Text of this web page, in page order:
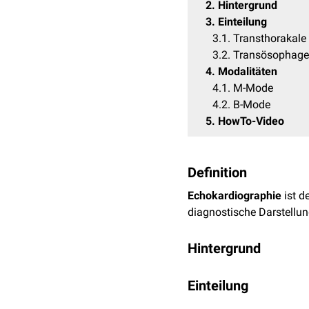
2 Hintergrund
3 Einteilung
3.1
3.2
4 Modalitäten
4.1
M-Mode
4.2 B-Mode
5 HowTo-Video
Definition
Echokardiographie ist
diagnostische
Hintergrund
Doppler-Effekts
Einteilung